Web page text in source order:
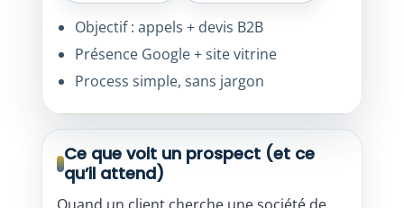
Objectif : appels + devis B2B
Présence Google + site vitrine
Process simple, sans jargon
Ce que voit un prospect (et ce
qu’il attend)